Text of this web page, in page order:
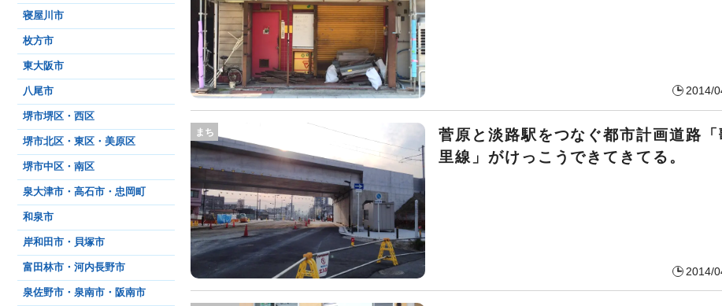
2014/
菅原と淡路駅をつなぐ都市計画道路「
里線」がけっこうできてきてる。
2014/
まち
寝屋川市
枚方市
東大阪市
八尾市
堺市堺区・西区
堺市北区・東区・美原区
堺市中区・南区
泉大津市・高石市・忠岡町
和泉市
岸和田市・貝塚市
富田林市・河内長野市
泉佐野市・泉南市・阪南市